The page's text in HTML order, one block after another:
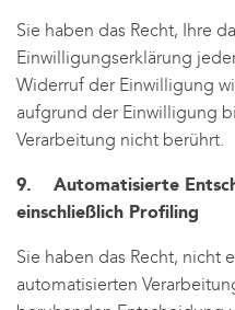
Sie haben das Recht, Ihre
Einwilligungserklärung
Widerruf der Einwilligung
aufgrund der Einwilligung
Verarbeitung nicht berührt.
9. Automatisierte
einschließlich Profiling
Sie haben das Recht, nicht
automatisierten